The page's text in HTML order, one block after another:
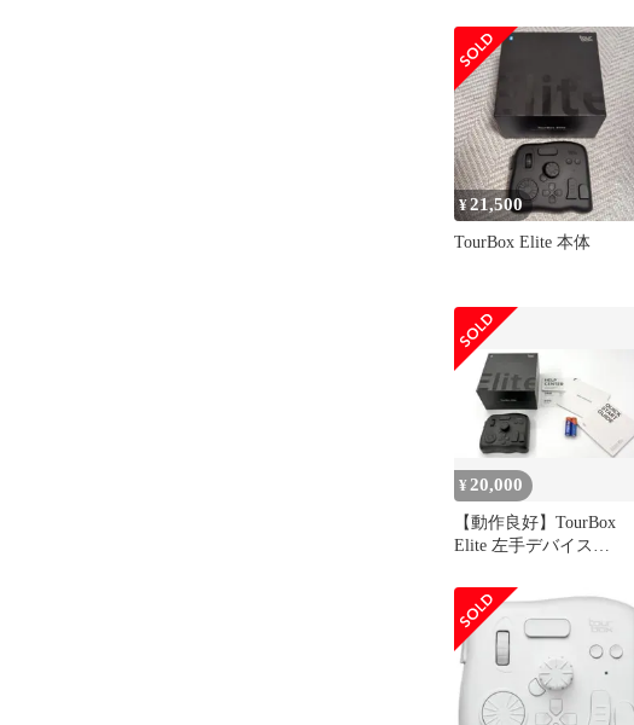
¥21,500
TourBox Elite 本体
¥ 20,000
【動作良好】TourBox
Elite 左手デバイス